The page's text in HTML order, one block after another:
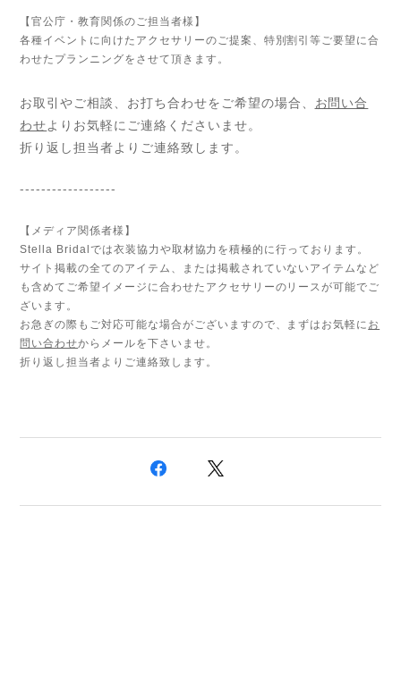
【官公庁・教育関係のご担当者様】
各種イベントに向けたアクセサリーのご提案、特別割引等ご要望に合
わせたプランニングをさせて頂きます。
お取引やご相談、お打ち合わせをご希望の場合、 お問い合
わせよりお気軽にご連絡くださいませ。
折り返し担当者よりご連絡致します。
------------------
【メディア関係者様】
Stella Bridalでは衣装協力や取材協力を積極的に行っております。
サイト掲載の全てのアイテム、または掲載されていないアイテムなど
も含めてご希望イメージに合わせたアクセサリーのリースが可能でご
ざいます。
お急ぎの際もご対応可能な場合がございますので、まずはお気軽に お
問い合わせからメールを下さいませ。
折り返し担当者よりご連絡致します。